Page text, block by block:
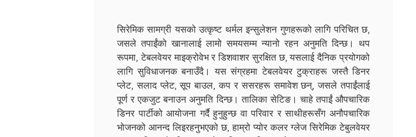
सिरेमिक सामग्री यसको उत्कृष्ट थर्मल इन्सुलेशन गुणहरूको लागि परिचित छ,
जसले तपाईंको खानालाई लामो समयसम्म न्यानो रहन अनुमति दिन्छ। थप
रूपमा, टेबलवेयर माइक्रोवेभ र डिशवाशर सुरक्षित छ, यसलाई दैनिक प्रयोगको
लागि सुविधाजनक बनाउँदै। यस संग्रहमा टेबलवेयर टुक्राहरू जस्तै डिनर
प्लेट, सलाद प्लेट, सूप बाउल, कप र ससरहरू समावेश छन्, जसले तपाईंलाई
पूर्ण र एकजुट बनाउन अनुमति दिन्छ। तालिका सेटिङ। चाहे तपाईं औपचारिक
डिनर पार्टीको आयोजना गर्दै हुनुहुन्छ वा परिवार र साथीहरूसँग अनौपचारिक
भोजनको आनन्द लिइरहनुभएको छ, हाम्रो प्योर कलर ग्लेज सिरेमिक टेबुलवेयर